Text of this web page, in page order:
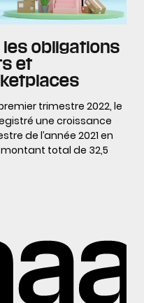
les obligations
et
trimestre 2022, le
une croissance
de l’année 2021 en
total de 32,5